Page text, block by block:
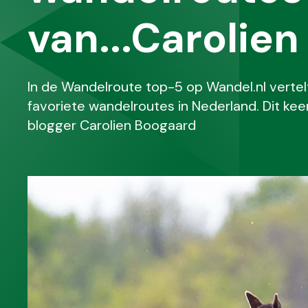
In de Wandelroute top-5 op Wandel.nl
favoriete wandelroutes in Nederland. Dit
blogger Carolien Boogaard